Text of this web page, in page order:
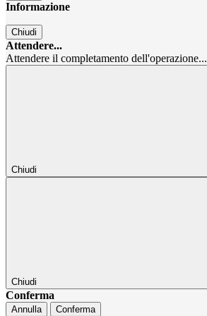
Informazione
Chiudi
Attendere...
Attendere il completamento dell'operazione...
Chiudi
Chiudi
Conferma
Annulla Conferma